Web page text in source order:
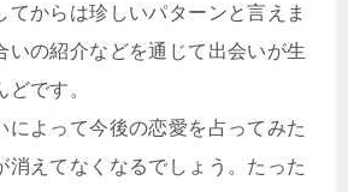
てからは珍しいパターンと言えま
いの紹介などを通じて出会いが生
です。
によって今後の恋愛を占ってみた
消えてなくなるでしょう。たった